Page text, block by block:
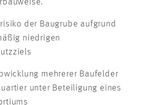
der Baugrube aufgrund
niedrigen
mehrerer Baufelder
unter Beteiligung eines